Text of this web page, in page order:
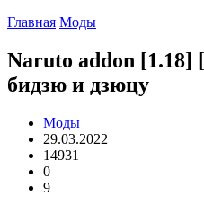
Главная Моды
Naruto addon [1.18]
бидзю и дзюцу
Моды
29.03.2022
14931
0
9